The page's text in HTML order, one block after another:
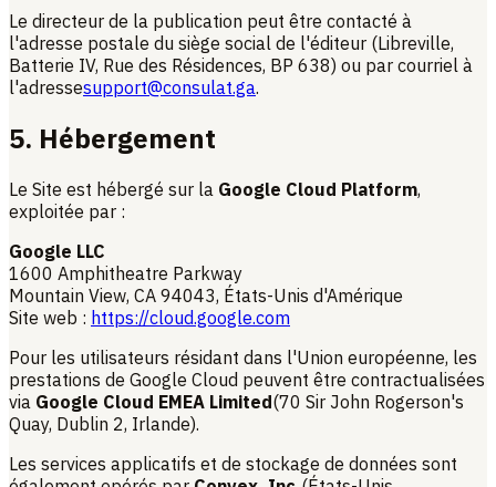
Le directeur de la publication peut être contacté à
l'adresse postale du siège social de l'éditeur (Libreville,
Batterie IV, Rue des Résidences, BP 638) ou par courriel à
l'adressesupport@consulat.ga.
5. Hébergement
Le Site est hébergé sur la Google Cloud Platform,
exploitée par :
Google LLC
1600 Amphitheatre Parkway
Mountain View, CA 94043, États-Unis d'Amérique
Site web : https://cloud.google.com
Pour les utilisateurs résidant dans l'Union européenne, les
prestations de Google Cloud peuvent être contractualisées
via Google Cloud EMEA Limited(70 Sir John Rogerson's
Quay, Dublin 2, Irlande).
Les services applicatifs et de stockage de données sont